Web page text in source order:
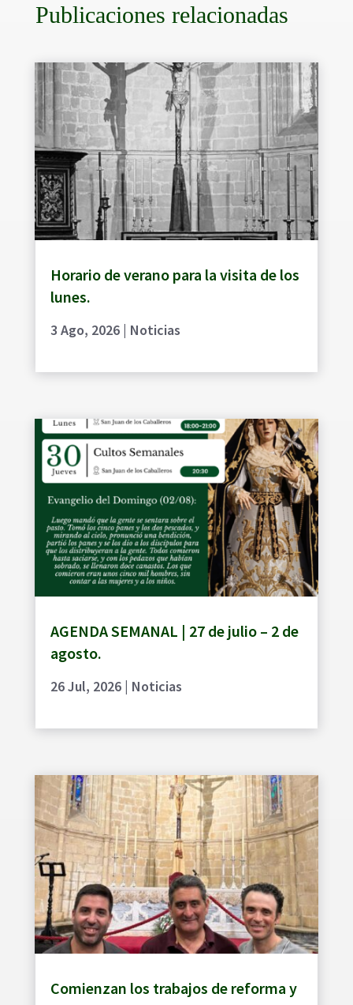
Publicaciones relacionadas
Horario de verano para la visita de los
lunes.
3 Ago, 2026| Noticias
AGENDA SEMANAL | 27 de julio – 2 de
agosto.
26 Jul, 2026| Noticias
Comienzan los trabajos de reforma y